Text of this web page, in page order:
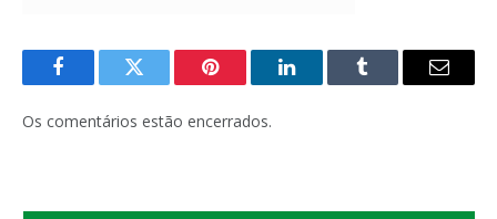
FacebookTwitter Pinterest LinkedInTumblr
E-
Os comentários estão encerrados.